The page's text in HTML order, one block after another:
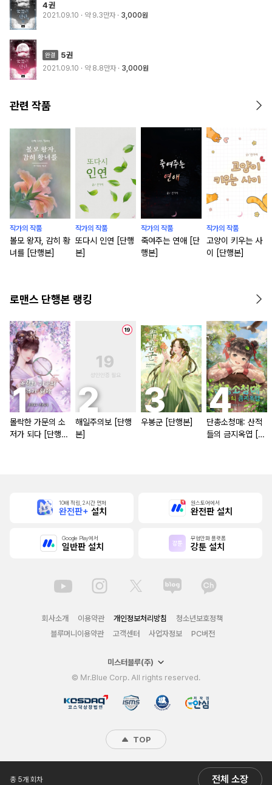
4권
2021.09.10 · 약 9.3만자 3,000원
5권
2021.09.10 · 약 8.8만자 3,000원
관련 작품
작가의 작품
볼모 왕자, 감히 황
녀를 [단행본]
작가의 작품
또다시 인연 [단행
본]
작가의 작품
죽여주는 연애 [단
행본]
작가의 작품
고양이 키우는 사
이 [단행본]
로맨스 단행본 랭킹
몰락한 가문의 소
저가 되다 [단행
해일주의보 [단행
본]
우봉군 [단행본]
단총소청매: 산적
들의 금지옥엽 [단
총 5개 회차 전체 소장
10배 적립, 2시간 먼저
완전판+ 설치
원스토어에서
완전판 설치
Google Play에서
일반판 설치
무협만화 플랫폼
강툰 설치
회사소개 이용약관 개인정보처리방침
청소년보호정책
블루머니이용약관
고객센터 사업자정보 PC버전
미스터블루(주)
© Mr.Blue Corp. All rights reserved.
TOP